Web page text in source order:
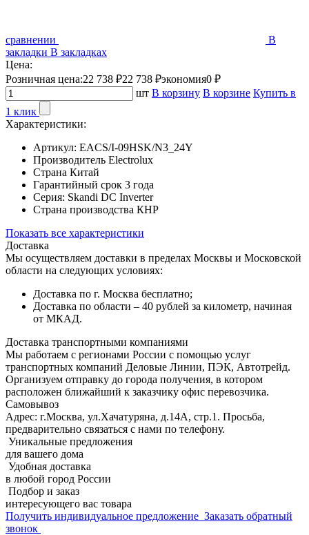
сравнении
В
закладки В закладках
Цена:
Розничная цена:22 738 ₽22 738 ₽экономия0 ₽
шт В корзину В корзине Купить в
1 клик
Характеристики:
Артикул: EACS/I-09HSK/N3_24Y
Производитель Electrolux
Страна Китай
Гарантийный срок 3 года
Серия: Skandi DC Inverter
Страна производства КНР
Показать все характеристики
Доставка
Мы осуществляем доставки в пределах Москвы и Московской
области на следующих условиях:
Доставка по г. Москва бесплатно;
Доставка по области – 40 рублей за километр, начиная
от МКАД.
Доставка транспортными компаниями
Мы работаем с регионами России с помощью услуг
транспортных компаний Деловые Линии, ПЭК, Автотрейд.
Организуем отправку до города получения, в котором
расположен ближайший к заказчику офис перевозчика.
Самовывоз
Адрес: г.Москва, ул.Хачатуряна, д.14А, стр.1. Просьба,
предварительно связаться с нами по телефону.
Уникальные предложения
для вашего дома
Удобная доставка
в любой город России
Подбор и заказ
интересующего вас товара
Получить индивидуальное предложение Заказать обратный
звонок